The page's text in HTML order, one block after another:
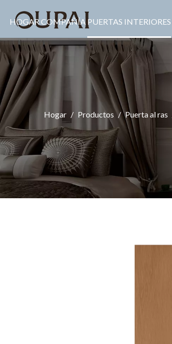
HOGAR COMPAÑÍA PUERTAS INTERIORES
Hogar / Productos / Puerta al ras